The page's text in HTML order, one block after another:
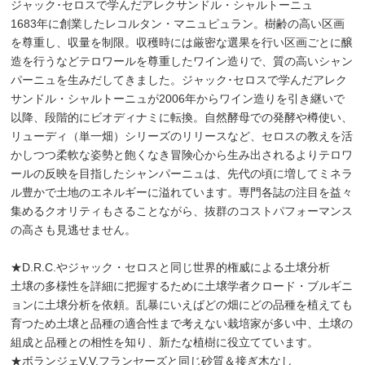
ジャック･セロスで学んだアレクサンドル・シャルトーニュ
1683年に創業したレコルタン・マニュピュラン。樹齢の高い区画
を尊重し、収量を制限。収穫時には厳密な選果を行い区画ごとに醸
造を行うなどテロワールを尊重したワイン造りで、質の高いシャン
パーニュを生みだしてきました。ジャック･セロスで学んだアレク
サンドル・シャルトーニュが2006年からワイン造りを引き継いで
以降、段階的にビオディナミに転換。自然酵母での発酵や樽使い、
リューディ（単一畑）シリーズのリリースなど、セロスの教えを活
かしつつ柔軟な姿勢と飽くなき冒険心から生み出されるよりテロワ
ールの反映を目指したシャンパーニュは、先代の頃に増してミネラ
ル豊かで土地のエネルギーに溢れています。専門各誌の注目を益々
集めるクオリティもさることながら、抜群のコストパフォーマンス
の高さも見逃せません。
★D.R.C.やジャック・セロスと同じ世界的権威による土壌分析
土壌の多様性を詳細に把握するために土壌学者クロード・ブルギニ
ョンに土壌分析を依頼。乱暴にいえばどの畑にどの品種を植えても
育つため土壌と品種の適合性まで考えない栽培家が多い中、土壌の
組成と品種との相性を知り、新たな植樹に役立てています。
★ボランジェV.V.フランセーズと同じ砂質＆接ぎ木なし